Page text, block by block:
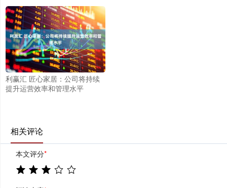
利赢汇 匠心家居：公司将持续
提升运营效率和管理水平
相关评论
本文评分*